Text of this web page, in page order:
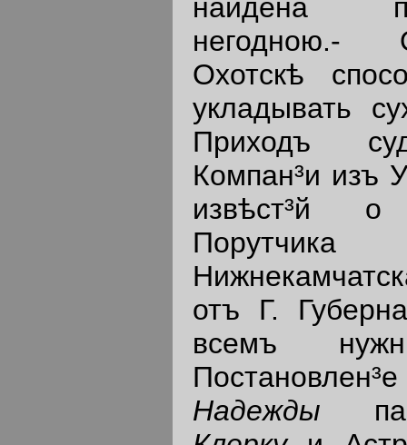
найдена
негодною.-
Охотскѣ
укладывать
Приходъ
Компан³и изъ
извѣст³й
отъ Г.
всемъ
Надежды